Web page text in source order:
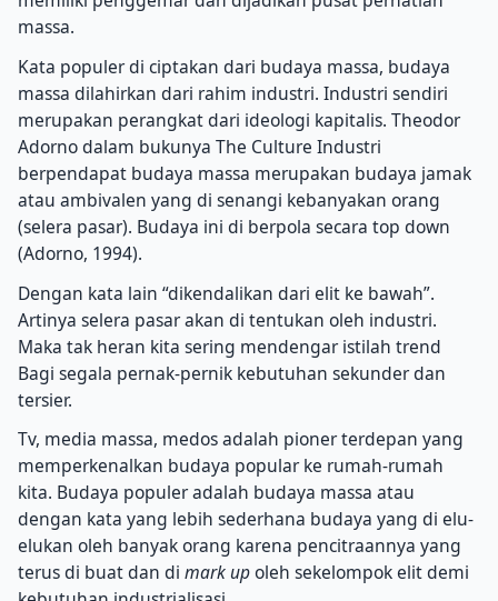
massa.
Kata populer di ciptakan dari budaya massa, budaya
massa dilahirkan dari rahim industri. Industri sendiri
merupakan perangkat dari ideologi kapitalis. Theodor
Adorno dalam bukunya The Culture Industri
berpendapat budaya massa merupakan budaya jamak
atau ambivalen yang di senangi kebanyakan orang
(selera pasar). Budaya ini di berpola secara top down
(Adorno, 1994).
Dengan kata lain “dikendalikan dari elit ke bawah”.
Artinya selera pasar akan di tentukan oleh industri.
Maka tak heran kita sering mendengar istilah trend
Bagi segala pernak-pernik kebutuhan sekunder dan
tersier.
Tv, media massa, medos adalah pioner terdepan yang
memperkenalkan budaya popular ke rumah-rumah
kita. Budaya populer adalah budaya massa atau
dengan kata yang lebih sederhana budaya yang di elu-
elukan oleh banyak orang karena pencitraannya yang
terus di buat dan di mark upoleh sekelompok elit demi